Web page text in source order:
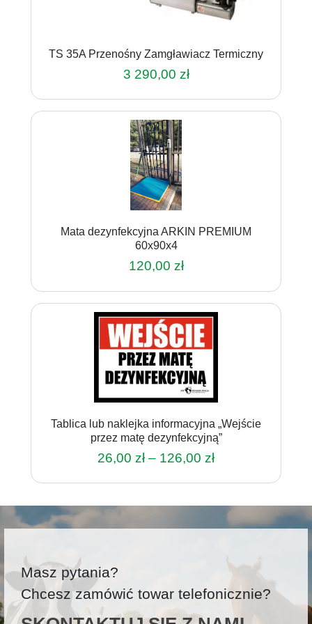
TS 35A Przenośny Zamgławiacz Termiczny
3 290,00 zł
Mata dezynfekcyjna ARKIN PREMIUM
60x90x4
120,00 zł
Tablica lub naklejka informacyjna „Wejście
przez matę dezynfekcyjną”
26,00 zł – 126,00 złZakres
od
26,00 zł
do
126,00 zł
ma
na
stronie
Masz pytania?
Chcesz zamówić towar telefonicznie?